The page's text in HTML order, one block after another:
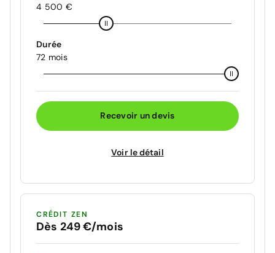
4 500 €
Durée
72 mois
Recevoir un devis
Voir le détail
CRÉDIT ZEN
Dès 249 €/mois